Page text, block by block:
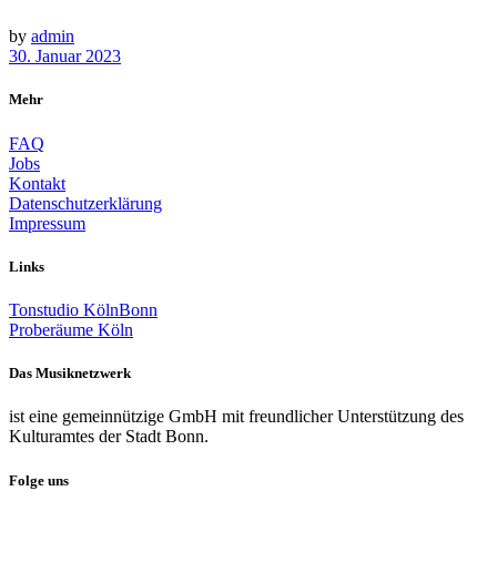
by admin
30. Januar 2023
Mehr
FAQ
Jobs
Kontakt
Datenschutzerklärung
Impressum
Links
Tonstudio KölnBonn
Proberäume Köln
Das Musiknetzwerk
ist eine gemeinnützige GmbH mit freundlicher Unterstützung des
Kulturamtes der Stadt Bonn.
Folge uns